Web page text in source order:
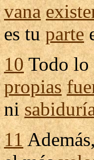
vana
es tuparte
10Todo lo
propias
ni
11